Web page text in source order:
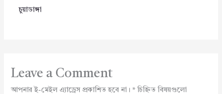
চুয়াডাঙ্গা
Leave a Comment
আপনার ই-মেইল এ্যাড্রেস প্রকাশিত হবে না। *চিহ্নিত বিষয়গুলো